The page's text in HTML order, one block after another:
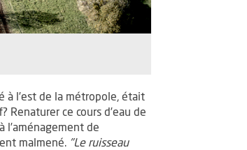
à l’est de la métropole, était
Renaturer ce cours d’eau de
l’aménagement de
malmené. "Le ruisseau